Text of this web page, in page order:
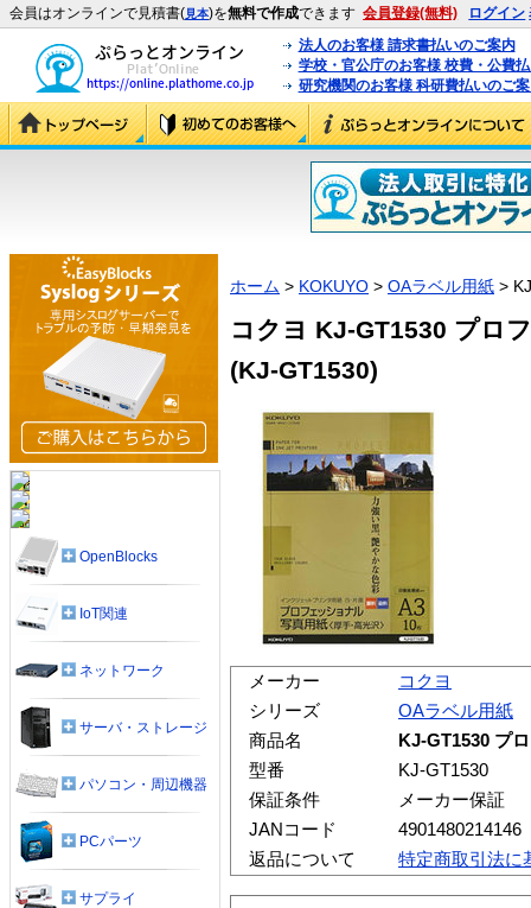
会員はオンラインで見積書(見本)を無料で作成できます 会員登録(無料) ログイン
法人のお客様 請求書払いのご案内
学校・官公庁のお客様 校費・公費
研究機関のお客様 科研費払いのご
ホーム > KOKUYO > OAラベル用紙 >
コクヨ KJ-GT1530 プロ
(KJ-GT1530)
メーカー
コクヨ
シリーズ
OAラベル用紙
商品名
KJ-GT1530 プ
型番
KJ-GT1530
保証条件
メーカー保証
JANコード
4901480214146
返品について
特定商取引法に
OpenBlocks
IoT関連
ネットワーク
サーバ・ストレージ
パソコン・周辺機器
PCパーツ
サプライ